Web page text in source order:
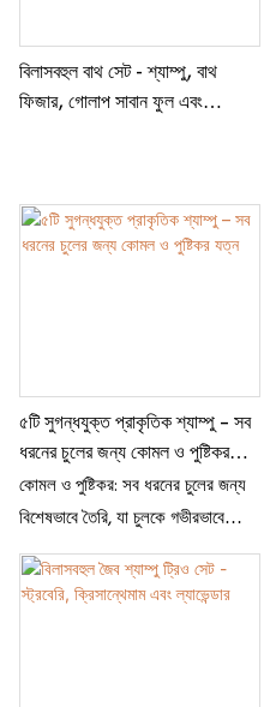
ব্যবহারের জন্য উপযুক্ত, এটি চকচকে,
মসৃণ এবং প্রাণবন্ততা পুনরুদ্ধার করতে
সাহায্য করে, প্রতিটি চুলকে হালকাভাবে
বিলাসবহুল বাথ সেট - শ্যাম্পু, বাথ
ফিজার, গোলাপ সাবান ফুল এবং
৫টি সুগন্ধযুক্ত প্রাকৃতিক শ্যাম্পু – সব
ধরনের চুলের জন্য কোমল ও পুষ্টিকর
যত্ন
কোমল ও পুষ্টিকর: সব ধরনের চুলের জন্য
বিশেষভাবে তৈরি, যা চুলকে গভীরভাবে
পরিষ্কার করে এবং মসৃণ করে। প্রাণী-
নির্যাতনমুক্ত ও জৈব: একটি প্রাকৃতিক এবং